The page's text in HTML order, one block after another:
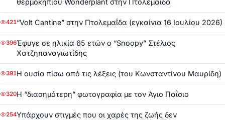
θερμοκηπίου Wonderplant στην Πτολεμαΐδα
421“Volt Cantine” στην Πτολεμαΐδα (εγκαίνια 16 Ιουλίου 2026)
396Έφυγε σε ηλικία 65 ετών ο “Snoopy” Στέλιος
Χατζηπαναγιωτίδης
391Η ουσία πίσω από τις λέξεις (του Κωνσταντίνου Μαυρίδη)
320Η “διασημότερη” φωτογραφία με τον Άγιο Παΐσιο
254Υπάρχουν στιγμές που οι χαρές της ζωής δεν